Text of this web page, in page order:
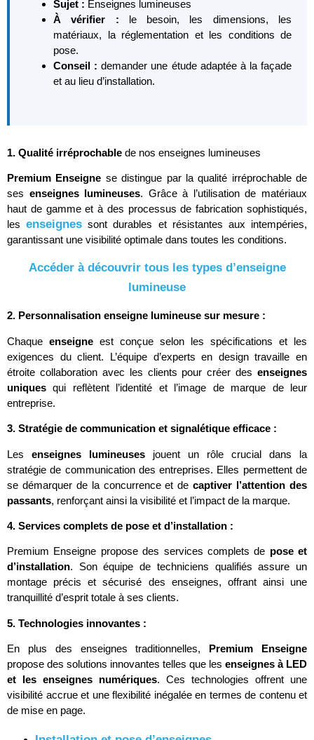
Sujet : Enseignes lumineuses
À vérifier : le besoin, les dimensions, les
matériaux, la réglementation et les conditions de
pose.
Conseil : demander une étude adaptée à la façade
et au lieu d’installation.
1. Qualité irréprochable de nos enseignes lumineuses
Premium Enseigne se distingue par la qualité irréprochable de
ses enseignes lumineuses. Grâce à l’utilisation de matériaux
haut de gamme et à des processus de fabrication sophistiqués,
lesenseignes sont durables et résistantes aux intempéries,
garantissant une visibilité optimale dans toutes les conditions.
Accéder à découvrir tous les types d’enseigne
lumineuse
2. Personnalisation enseigne lumineuse sur mesure :
Chaque enseigne est conçue selon les spécifications et les
exigences du client. L’équipe d’experts en design travaille en
étroite collaboration avec les clients pour créer des enseignes
uniques qui reflètent l’identité et l’image de marque de leur
entreprise.
3. Stratégie de communication et signalétique efficace :
Les enseignes lumineuses jouent un rôle crucial dans la
stratégie de communication des entreprises. Elles permettent de
se démarquer de la concurrence et decaptiver l’attention des
passants, renforçant ainsi la visibilité et l’impact de la marque.
4. Services complets de pose et d’installation :
Premium Enseigne propose des services complets de pose et
d’installation. Son équipe de techniciens qualifiés assure un
montage précis et sécurisé des enseignes, offrant ainsi une
tranquillité d’esprit totale à ses clients.
5. Technologies innovantes :
En plus des enseignes traditionnelles, Premium Enseigne
propose des solutions innovantes telles que les enseignes à LED
et les enseignes numériques. Ces technologies offrent une
visibilité accrue et une flexibilité inégalée en termes de contenu et
de mise en page.